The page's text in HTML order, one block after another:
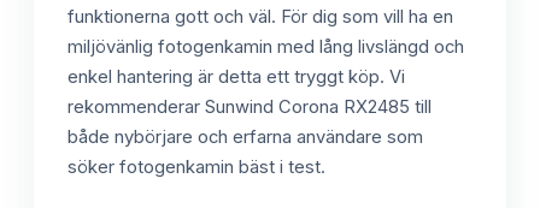
funktionerna gott och väl. För dig som vill ha en
miljövänlig fotogenkamin med lång livslängd och
enkel hantering är detta ett tryggt köp. Vi
rekommenderar Sunwind Corona RX2485 till
både nybörjare och erfarna användare som
söker fotogenkamin bäst i test.